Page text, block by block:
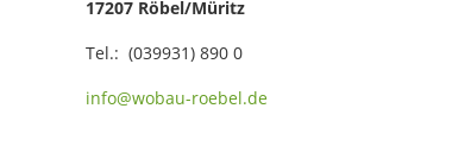
17207 Röbel/Müritz
Tel.: (039931) 890 0
info@wobau-roebel.de